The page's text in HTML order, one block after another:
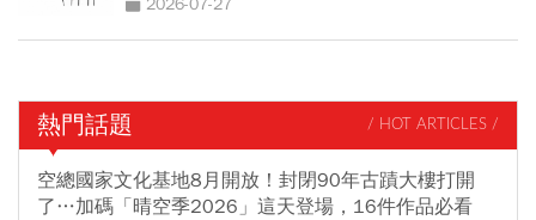
熱門話題 / HOT ARTICLES /
空總國家文化基地8月開放！封閉90年古蹟大樓打開
了…加碼「晴空季2026」這天登場，16件作品必看